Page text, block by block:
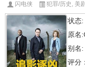
闪电侠 犯罪/历史 , 美
状态:
原名
别名:
评分：